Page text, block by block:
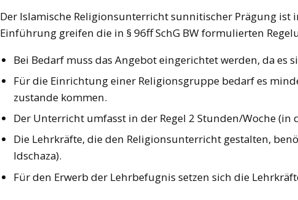
Der Islamische Religionsunterricht sunnitischer Prägung
Einführung greifen die in § 96ff SchG BW formulierten
Bei Bedarf muss das Angebot eingerichtet werden, da
Für die Einrichtung einer Religionsgruppe bedarf es
zustande kommen.
Der Unterricht umfasst in der Regel 2 Stunden/Woche
Die Lehrkräfte, die den Religionsunterricht gestalten,
Idschaza).
Für den Erwerb der Lehrbefugnis setzen sich die